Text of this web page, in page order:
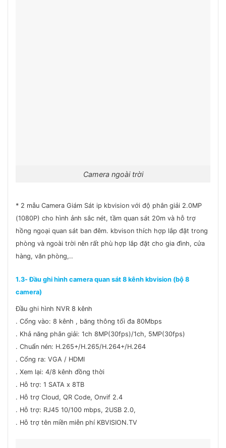
Camera ngoài trời
* 2 mẫu Camera Giám Sát ip kbvision với độ phân giải 2.0MP
(1080P) cho hình ảnh sắc nét, tầm quan sát 20m và hỗ trợ
hồng ngoại quan sát ban đêm. kbvison thích hợp lắp đặt trong
phòng và ngoài trời nên rất phù hợp lắp đặt cho gia đình, cửa
hàng, văn phòng,..
1.3- Đầu ghi hình camera quan sát 8 kênh kbvision (bộ 8
camera)
Đầu ghi hình NVR 8 kênh
. Cổng vào: 8 kênh , băng thông tối đa 80Mbps
. Khả năng phân giải: 1ch 8MP(30fps)/1ch, 5MP(30fps)
. Chuẩn nén: H.265+/H.265/H.264+/H.264
. Cổng ra: VGA / HDMI
. Xem lại: 4/8 kênh đồng thời
. Hỗ trợ: 1 SATA x 8TB
. Hỗ trợ Cloud, QR Code, Onvif 2.4
. Hỗ trợ: RJ45 10/100 mbps, 2USB 2.0,
. Hỗ trợ tên miền miễn phí KBVISION.TV